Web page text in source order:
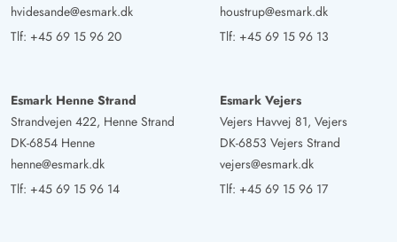
hvidesande@esmark.dk
Tlf: +45 69 15 96 20
houstrup@esmark.dk
Tlf: +45 69 15 96 13
Esmark Henne Strand
Strandvejen 422, Henne Strand
DK-6854 Henne
henne@esmark.dk
Tlf: +45 69 15 96 14
Esmark Vejers
Vejers Havvej 81, Vejers
DK-6853 Vejers Strand
vejers@esmark.dk
Tlf: +45 69 15 96 17